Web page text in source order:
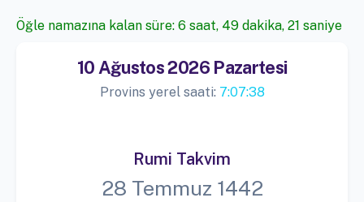
Öğle namazına kalan süre: 6 saat, 49 dakika, 20 saniye
10 Ağustos 2026 Pazartesi
Provins yerel saati: 7:07:39
Rumi Takvim
28 Temmuz 1442